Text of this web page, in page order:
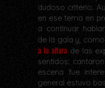
dudoso criterio.
en ese tema en
a continuar
de la gala y,
a la alturade las
sentidos:
escena fue
general estuvo